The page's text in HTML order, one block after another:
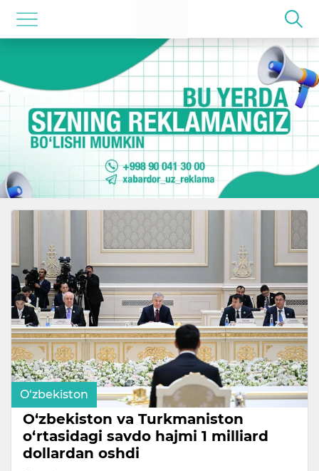
O‘zbekiston
O‘zbekiston va Turkmaniston
o‘rtasidagi savdo hajmi 1 milliard
dollardan oshdi